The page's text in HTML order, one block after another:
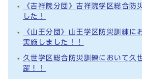
《吉祥院分団》吉祥院学区総合防
した！
《山王分団》山王学区防災訓練に
実施しました！！
久世学区総合防災訓練において久
躍！！